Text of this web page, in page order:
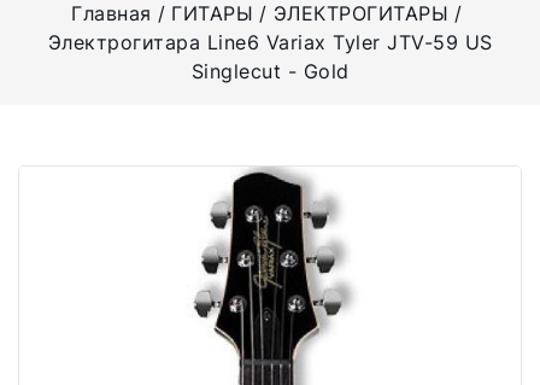
Главная ГИТАРЫ
ЭЛЕКТРОГИТАРЫ
Электрогитара Line6 Variax Tyler JTV-59 US
Singlecut - Gold